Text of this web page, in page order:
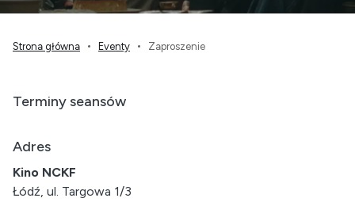
Strona główna Eventy Zaproszenie
Terminy seansów
Adres
Kino NCKF
Łódź, ul. Targowa 1/3